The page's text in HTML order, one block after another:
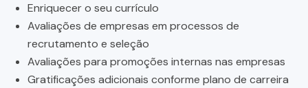
Enriquecer o seu currículo
Avaliações de empresas em processos de
recrutamento e seleção
Avaliações para promoções internas nas empresas
Gratificações adicionais conforme plano de carreira